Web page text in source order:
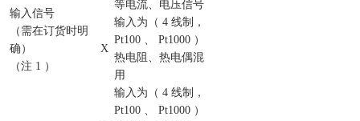
输入信号
（需在订货时明
确）
（注 1 ）
等电流、电压信号
X
输入为（ 4 线制，
Pt100 、 Pt1000 ）
热电阻、热电偶混
用
输入为（ 4 线制，
Pt100 、 Pt1000 ）